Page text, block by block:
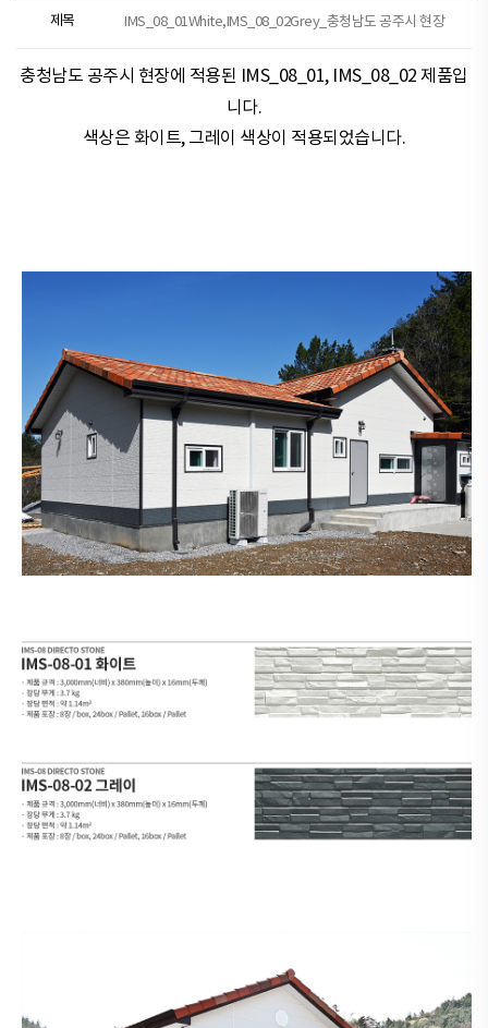
제목 IMS_08_01White,IMS_08_02Grey_충청남도 공주시 현장
충청남도 공주시 현장​​에 적용된 IMS_08_01, IMS_08_02 제품입
니다.
색상은 화이트, 그레이 색상이 적용되었습니다.